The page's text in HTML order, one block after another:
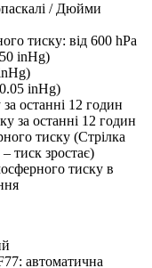
/ Дюйми
тиску: від 600 hPa
inHg)
inHg)
останні 12 годин
за останні 12 годин
тиску (Стрілка
тиск зростає)
тиску в
автоматична